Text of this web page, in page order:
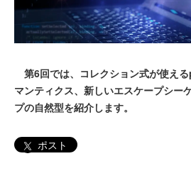
第6回では、コレクション式が使え
マンティクス、新しいエスケープシー
プの自然型を紹介します。
ポスト